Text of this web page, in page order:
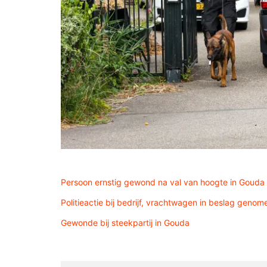
Persoon ernstig gewond na val van hoogte in Gouda
Politieactie bij bedrijf, vrachtwagen in beslag
Gewonde bij steekpartij in Gouda